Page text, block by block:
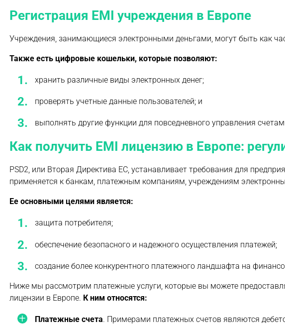
Регистрация EMI учреждения в Европе
Учреждения, занимающиеся электронными деньгами, могут быть как
Также есть цифровые кошельки, которые позволяют:
хранить различные виды электронных денег;
проверять учетные данные пользователей; и
выполнять другие функции для повседневного управления
Как получить EMI лицензию в Европе:
PSD2, или Вторая Директива ЕС, устанавливает требования для
применяется к банкам, платежным компаниям, учреждениям
Ее основными целями является:
защита потребителя;
обеспечение безопасного и надежного осуществления платежей;
создание более конкурентного платежного ландшафта на
Ниже мы рассмотрим платежные услуги, которые вы можете
лицензии в Европе. К ним относятся:
Платежные счета. Примерами платежных счетов являются